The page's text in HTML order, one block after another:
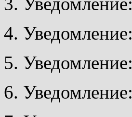
Уведомление:
Уведомление:
Уведомление: